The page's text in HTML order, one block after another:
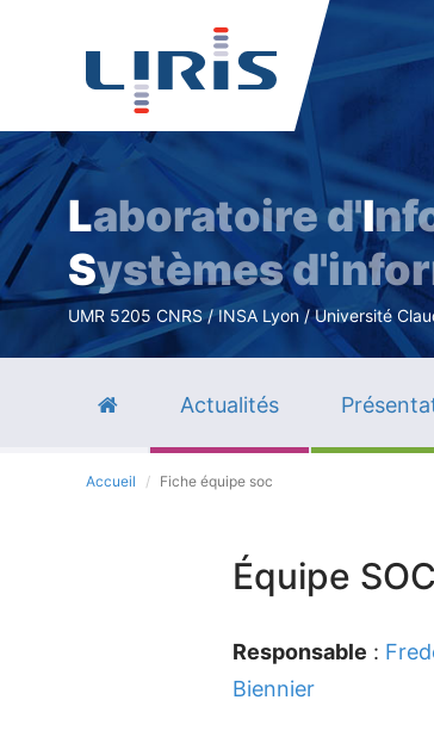
Laboratoire d'I
Systèmes
UMR 5205 CNRS / INSA Lyon / Université
Actualités
Accueil Fiche équipe soc
Équipe
Responsable :
Biennier